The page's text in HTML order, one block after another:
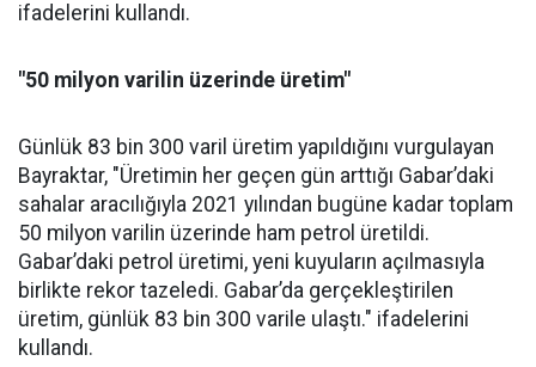
ifadelerini kullandı.
"50 milyon varilin üzerinde üretim"
Günlük 83 bin 300 varil üretim yapıldığını vurgulayan
Bayraktar, "Üretimin her geçen gün arttığı Gabar’daki
sahalar aracılığıyla 2021 yılından bugüne kadar toplam
50 milyon varilin üzerinde ham petrol üretildi.
Gabar’daki petrol üretimi, yeni kuyuların açılmasıyla
birlikte rekor tazeledi. Gabar’da gerçekleştirilen
üretim, günlük 83 bin 300 varile ulaştı." ifadelerini
kullandı.